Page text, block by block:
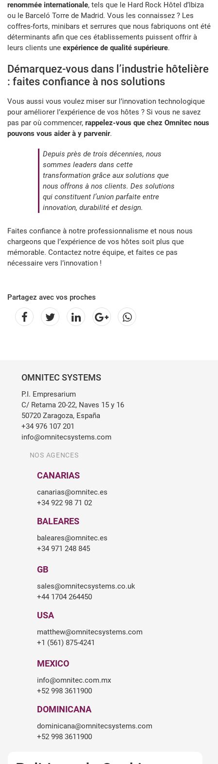
renommée internationale, tels que le Hard Rock Hôtel d’Ibiza
ou le Barceló Torre de Madrid. Vous les connaissez ? Les
coffres-forts, minibars et serrures que nous fabriquons ont été
déterminants afin que ces établissements puissent offrir à
leurs clients une expérience de qualité supérieure.
Démarquez-vous dans l’industrie hôtelière
: faites confiance à nos solutions
Vous aussi vous voulez miser sur l’innovation technologique
pour améliorer l’expérience de vos hôtes ? Si vous ne savez
pas par où commencer, rappelez-vous que chez Omnitec nous
pouvons vous aider à y parvenir.
Depuis près de trois décennies, nous
sommes leaders dans cette
transformation grâce aux solutions que
nous offrons à nos clients. Des solutions
qui constituent l’union parfaite entre
innovation, durabilité et design.
Faites confiance à notre professionnalisme et nous nous
chargeons que l’expérience de vos hôtes soit plus que
mémorable. Contactez notre équipe, et faites ce pas
nécessaire vers l’innovation !
Partagez avec vos proches
OMNITEC SYSTEMS
P.I. Empresarium
C/ Retama 20-22, Naves 15 y 16
50720 Zaragoza, España
+34 976 107 201
info@omnitecsystems.com
NOS AGENCES
CANARIAS
canarias@omnitec.es
+34 922 98 71 02
BALEARES
baleares@omnitec.es
+34 971 248 845
GB
sales@omnitecsystems.co.uk
+44 1704 264450
USA
matthew@omnitecsystems.com
+1 (561) 875-4241
MEXICO
info@omnitec.com.mx
+52 998 3611900
DOMINICANA
dominicana@omnitecsystems.com
+52 998 3611900